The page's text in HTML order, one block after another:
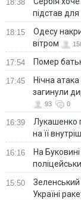
18:38
підстав
18:15
Одесу
вітром
17:54 Помер
17:45
Нічна
загинули
93 0
16:39
Лукашенко
на її
16:16
На
15:50
Зеленський
Україні